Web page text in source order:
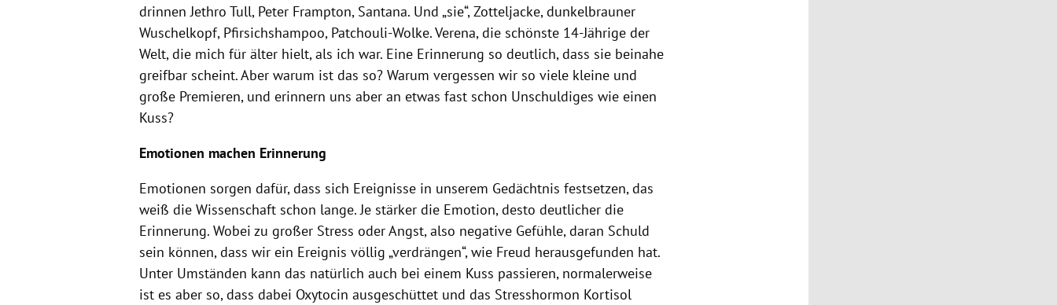
drinnen Jethro Tull, Peter Frampton, Santana. Und „sie“, Zotteljacke, dunkelbrauner
Wuschelkopf, Pfirsichshampoo, Patchouli-Wolke. Verena, die schönste 14-Jährige der
Welt, die mich für älter hielt, als ich war. Eine Erinnerung so deutlich, dass sie beinahe
greifbar scheint. Aber warum ist das so? Warum vergessen wir so viele kleine und
große Premieren, und erinnern uns aber an etwas fast schon Unschuldiges wie einen
Kuss?
Emotionen machen Erinnerung
Emotionen sorgen dafür, dass sich Ereignisse in unserem Gedächtnis festsetzen, das
weiß die Wissenschaft schon lange. Je stärker die Emotion, desto deutlicher die
Erinnerung. Wobei zu großer Stress oder Angst, also negative Gefühle, daran Schuld
sein können, dass wir ein Ereignis völlig „verdrängen“, wie Freud herausgefunden hat.
Unter Umständen kann das natürlich auch bei einem Kuss passieren, normalerweise
ist es aber so, dass dabei Oxytocin ausgeschüttet und das Stresshormon Kortisol